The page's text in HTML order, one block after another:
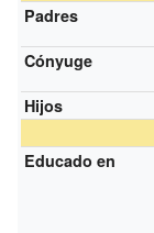
Padres
Cónyuge
Hijos
Educado en